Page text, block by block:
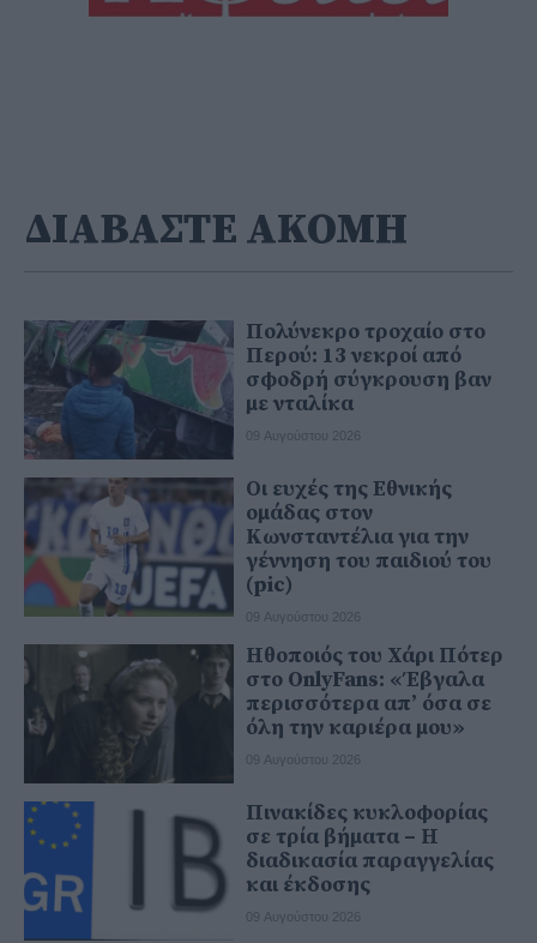
ΔΙΑΒΑΣΤΕ ΑΚΟΜΗ
Πολύνεκρο τροχαίο στο
Περού: 13 νεκροί από
σφοδρή σύγκρουση βαν
με νταλίκα
09 Αυγούστου 2026
Οι ευχές της Εθνικής
ομάδας στον
Κωνσταντέλια για την
γέννηση του παιδιού του
(pic)
09 Αυγούστου 2026
Ηθοποιός του Χάρι Πότερ
στο OnlyFans: «Έβγαλα
περισσότερα απ’ όσα σε
όλη την καριέρα μου»
09 Αυγούστου 2026
Πινακίδες κυκλοφορίας
σε τρία βήματα – Η
διαδικασία παραγγελίας
και έκδοσης
09 Αυγούστου 2026